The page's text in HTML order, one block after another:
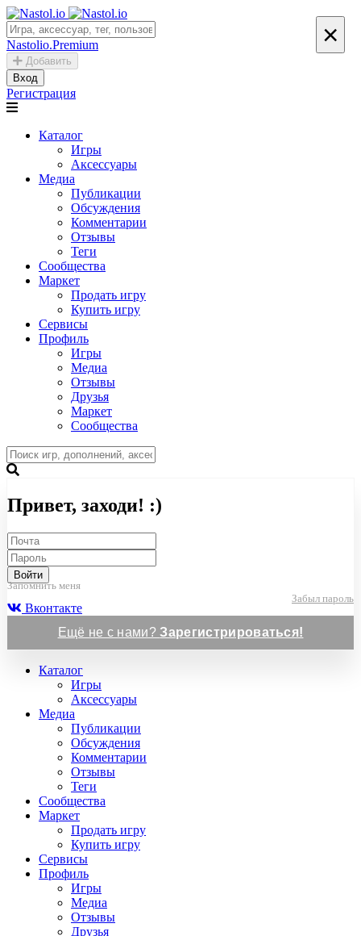
Nastolio.Premium
Добавить
Вход
Регистрация
Каталог
Игры
Аксессуары
Медиа
Публикации
Обсуждения
Комментарии
Отзывы
Теги
Сообщества
Маркет
Продать игру
Купить игру
Сервисы
Профиль
Игры
Медиа
Отзывы
Друзья
Маркет
Сообщества
×
Привет, заходи! :)
Войти
Запомнить меня
Забыл пароль
Вконтакте
Ещё не с нами?Зарегистрироваться!
Каталог
Игры
Аксессуары
Медиа
Публикации
Обсуждения
Комментарии
Отзывы
Теги
Сообщества
Маркет
Продать игру
Купить игру
Сервисы
Профиль
Игры
Медиа
Отзывы
Друзья